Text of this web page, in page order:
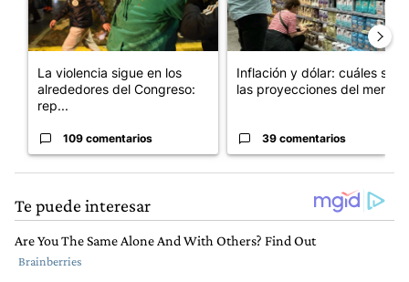
La violencia sigue en los
alrededores del Congreso:
rep...
109 comentarios
Inflación y dólar: cuáles son
las proyecciones del merc...
39 comentarios